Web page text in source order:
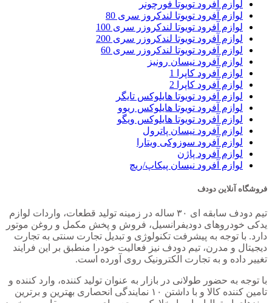
لوازم آفرود تویوتا فورچونر
لوازم آفرود تویوتا لندکروز سری 80
لوازم آفرود تویوتا لندکروزر سری 100
لوازم آفرود تویوتا لندکروزر سری 200
لوازم آفرود تویوتا لندکروزر سری 60
لوازم آفرود نیسان رونیز
لوازم آفرود کاپرا 1
لوازم آفرود کاپرا 2
لوازم آفرود تویوتا هایلوکس تایگر
لوازم آفرود تویوتا هایلوکس ریوو
لوازم آفرود تویوتا هایلوکس ویگو
لوازم آفرود نیسان پاترول
لوازم آفرود سوزوکی ویتارا
لوازم آفرود پاژن
لوازم آفرود نیسان پیکاپ/ریچ
فروشگاه آنلاین دودف
تیم دودف سابقه ای ۳۰ ساله در زمینه تولید قطعات، واردات لوازم
یدکی خودروهای دودیفرانسیل، فروش و پخش مکمل و روغن موتور
دارد. با توجه به پیشرفت تکنولوژی و تبدیل تجارت سنتی به تجارت
دیجیتال و مدرن، تیم دودف نیز فعالیت خودرا منطبق بر این فرایند
تغییر داده و به تجارت الکترونیک روی آورده است.
با توجه به حضور طولانی در بازار به عنوان تولید کننده، وارد کننده و
تامین کننده کالا و با داشتن ۱۰ نمایندگی انحصاری بهترین و برترین